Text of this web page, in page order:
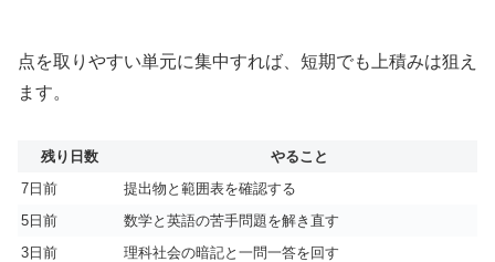
点を取りやすい単元に集中すれば、短期でも上積みは狙え
ます。
残り日数
やること
7日前
提出物と範囲表を確認する
5日前
数学と英語の苦手問題を解き直す
3日前
理科社会の暗記と一問一答を回す